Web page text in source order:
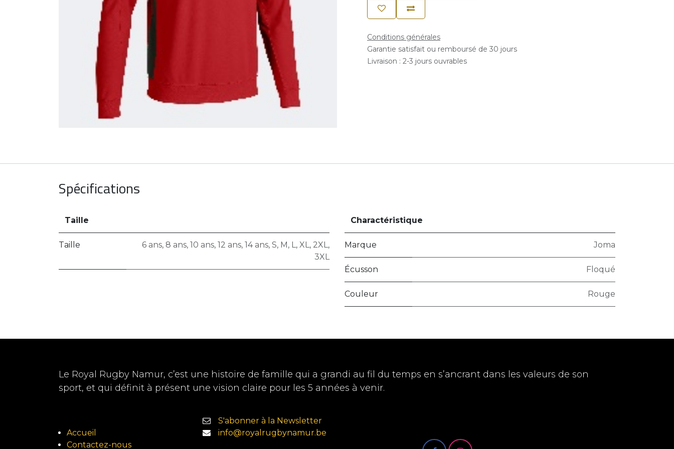
Conditions générales
Garantie satisfait ou remboursé de 30 jours
Livraison : 2-3 jours ouvrables
Spécifications
Taille
Taille 6 ans, 8 ans, 10 ans, 12 ans, 14 ans, S, M, L, XL, 2XL,
3XL
Charactéristique
Marque Joma
Écusson Floqué
Couleur Rouge
Le Royal Rugby Namur, c’est une histoire de famille qui a grandi au fil du temps en s’ancrant dans les valeurs de son
sport, et qui définit à présent une vision claire pour les 5 années à venir.
Accueil
Contactez-nous
S'abonner à la Newsletter
info@royalrugbynamur.be